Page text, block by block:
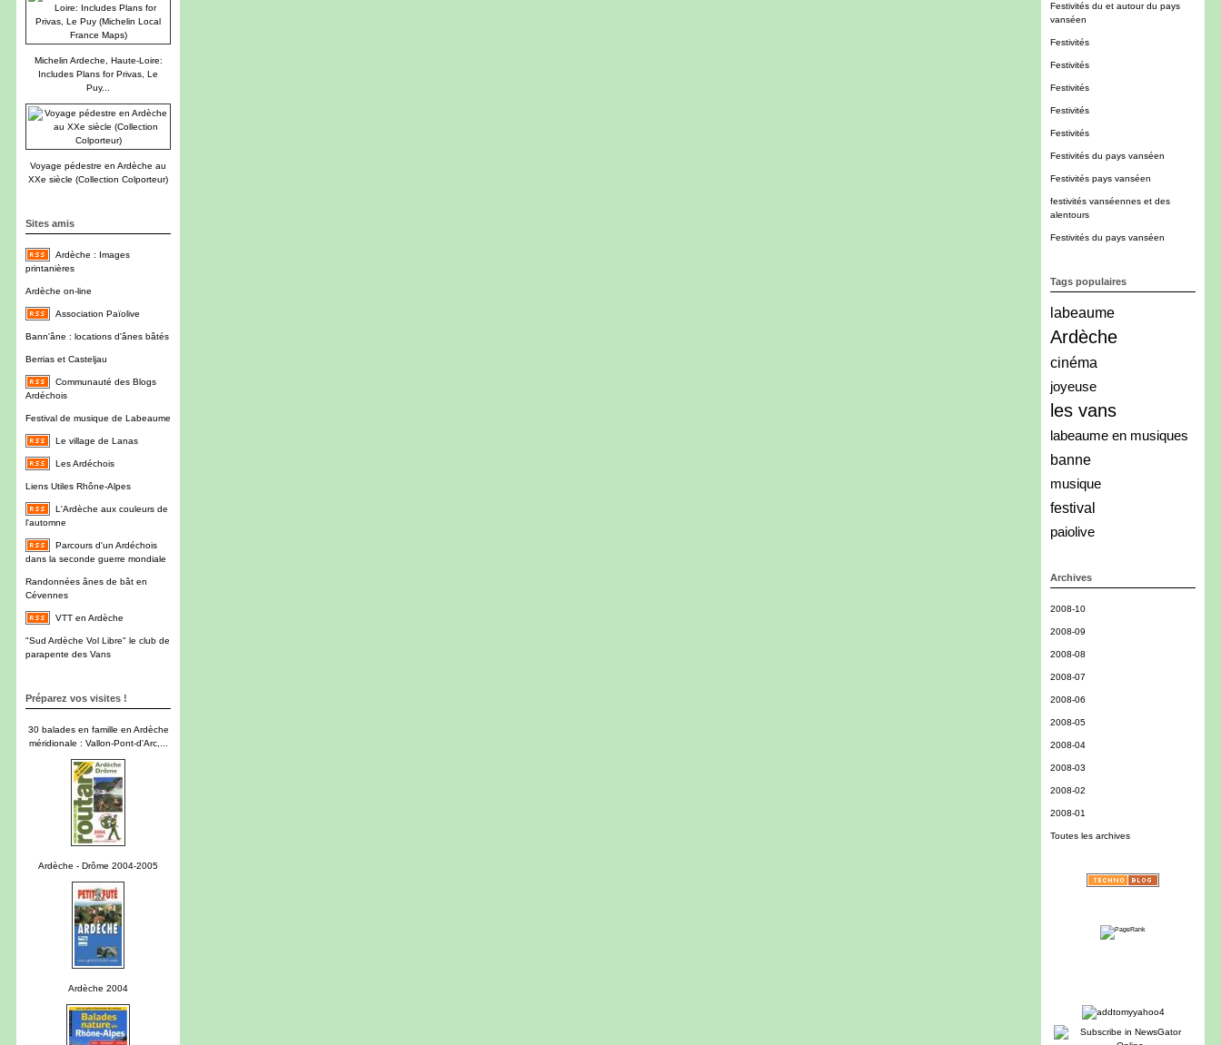
Michelin Ardeche, Haute-Loire:
Includes Plans for Privas, Le
Puy...
Voyage pédestre en Ardèche au
XXe siècle (Collection Colporteur)
Sites amis
Ardèche : Images
printanières
Ardèche on-line
Association Païolive
Bann'âne : locations d'ânes bâtés
Berrias et Casteljau
Communauté des Blogs
Ardéchois
Festival de musique de Labeaume
Le village de Lanas
Les Ardéchois
Liens Utiles Rhône-Alpes
L'Ardèche aux couleurs de
l'automne
Parcours d'un Ardéchois
dans la seconde guerre mondiale
Randonnées ânes de bât en
Cévennes
VTT en Ardèche
"Sud Ardèche Vol Libre" le club de
parapente des Vans
Préparez vos visites !
30 balades en famille en Ardèche
méridionale : Vallon-Pont-d'Arc,...
Ardèche - Drôme 2004-2005
Ardèche 2004
Festivités du et autour du pays
vanséen
Festivités
Festivités
Festivités
Festivités
Festivités
Festivités du pays vanséen
Festivités pays vanséen
festivités vanséennes et des
alentours
Festivités du pays vanséen
Tags populaires
labeaume
Ardèche
cinéma
joyeuse
les vans
labeaume en musiques
banne
musique
festival
paiolive
Archives
2008-10
2008-09
2008-08
2008-07
2008-06
2008-05
2008-04
2008-03
2008-02
2008-01
Toutes les archives